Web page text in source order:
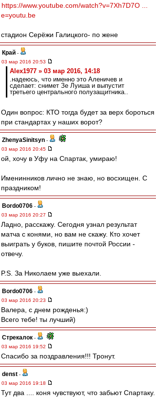
https://www.youtube.com/watch?v=7Xh7D7O ...
e=youtu.be
стадион Серёжи Галицкого- по жене
Край -
03 мар 2016 20:53
Alex1977 » 03 мар 2016, 14:18
.надеюсь, что именно это Аленичев и
сделает: снимет Зе Луиша и выпустит
третьего центрального полузащитника..
Один вопрос: КТО тогда будет за верх бороться
при стандартах у наших ворот?
ZhenyaSinitsyn -
03 мар 2016 20:45
ой, хочу в Уфу на Спартак, умираю!
Именинников лично не знаю, но восхищен. С
праздником!
Bordo0706 -
03 мар 2016 20:27
Ладно, расскажу. Сегодня узнал результат
матча с конями, но вам не скажу. Кто хочет
выиграть у буков, пишите почтой России -
отвечу.
P.S. За Николаем уже выехали.
Bordo0706 -
03 мар 2016 20:23
Валера, с днем рожденья:)
Всего тебе! ты лучший)
Стрекалок -
03 мар 2016 19:52
Спасибо за поздравления!!! Тронут.
denst -
03 мар 2016 19:18
Тут два .... коня чувствуют, что забьют Спартаку.